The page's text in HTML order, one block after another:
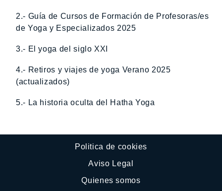
2.- Guía de Cursos de Formación de Profesoras/es
de Yoga y Especializados 2025
3.- El yoga del siglo XXI
4.- Retiros y viajes de yoga Verano 2025
(actualizados)
5.- La historia oculta del Hatha Yoga
Politica de cookies
Aviso Legal
Quienes somos